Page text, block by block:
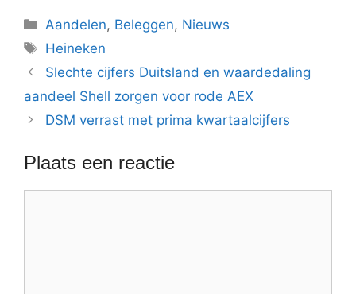
Categorieën
Aandelen, Beleggen, Nieuws
Tags
Heineken
Slechte cijfers Duitsland en waardedaling
aandeel Shell zorgen voor rode AEX
DSM verrast met prima kwartaalcijfers
Plaats een reactie